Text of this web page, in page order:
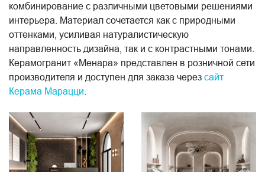
комбинирование с различными цветовыми решениями
интерьера. Материал сочетается как с природными
оттенками, усиливая натуралистическую
направленность дизайна, так и с контрастными тонами.
Керамогранит «Менара» представлен в розничной сети
производителя и доступен для заказа через сайт
Керама Марацци